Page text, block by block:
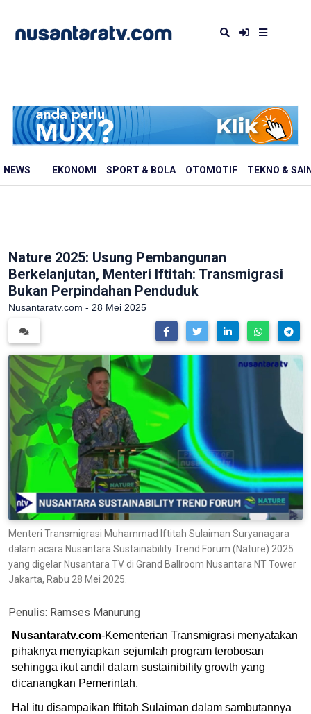
NEWS EKONOMI SPORT & BOLA OTOMOTIF TEKNO &
Nature 2025: Usung Pembangunan
Berkelanjutan, Menteri Iftitah: Transmigrasi
Bukan Perpindahan Penduduk
Nusantaratv.com - 28 Mei 2025
Menteri Transmigrasi Muhammad Iftitah Sulaiman Suryanagara
dalam acara Nusantara Sustainability Trend Forum (Nature) 2025
yang digelar Nusantara TV di Grand Ballroom Nusantara NT Tower
Jakarta, Rabu 28 Mei 2025.
Penulis: Ramses Manurung
Nusantaratv.com-Kementerian Transmigrasi menyatakan
pihaknya menyiapkan sejumlah program terobosan
sehingga ikut andil dalam sustainibility growth yang
dicanangkan Pemerintah.
Hal itu disampaikan Iftitah Sulaiman dalam sambutannya